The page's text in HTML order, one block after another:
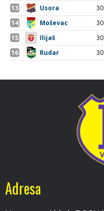
Adresa